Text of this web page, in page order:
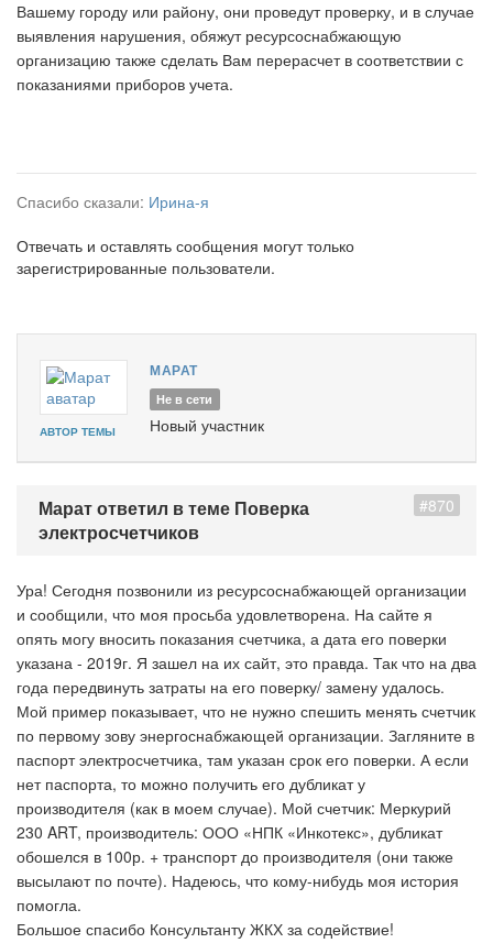
Вашему городу или району, они проведут проверку, и в случае
выявления нарушения, обяжут ресурсоснабжающую
организацию также сделать Вам перерасчет в соответствии с
показаниями приборов учета.
Спасибо сказали: Ирина-я
Отвечать и оставлять сообщения могут только
зарегистрированные пользователи.
МАРАТ
АВТОР ТЕМЫ
Не в сети
Новый участник
#870
Марат ответил в теме Поверка
электросчетчиков
Ура! Сегодня позвонили из ресурсоснабжающей организации
и сообщили, что моя просьба удовлетворена. На сайте я
опять могу вносить показания счетчика, а дата его поверки
указана - 2019г. Я зашел на их сайт, это правда. Так что на два
года передвинуть затраты на его поверку/ замену удалось.
Мой пример показывает, что не нужно спешить менять счетчик
по первому зову энергоснабжающей организации. Загляните в
паспорт электросчетчика, там указан срок его поверки. А если
нет паспорта, то можно получить его дубликат у
производителя (как в моем случае). Мой счетчик: Меркурий
230 ART, производитель: ООО «НПК «Инкотекс», дубликат
обошелся в 100р. + транспорт до производителя (они также
высылают по почте). Надеюсь, что кому-нибудь моя история
помогла.
Большое спасибо Консультанту ЖКХ за содействие!